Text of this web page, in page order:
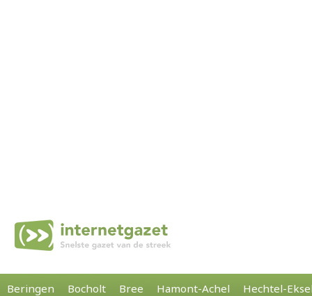
Beringen Bocholt Bree Hamont-Achel Hechtel-